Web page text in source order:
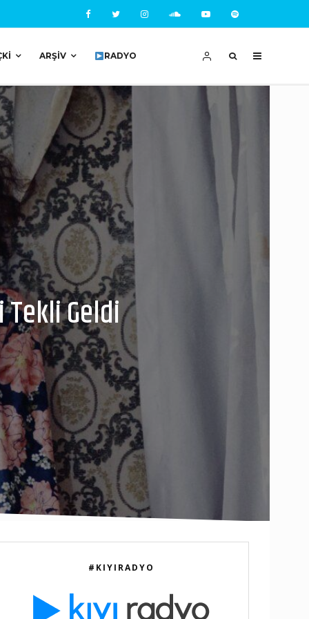
ARŞIV RADYO
Geldi
#KIYIRADYO